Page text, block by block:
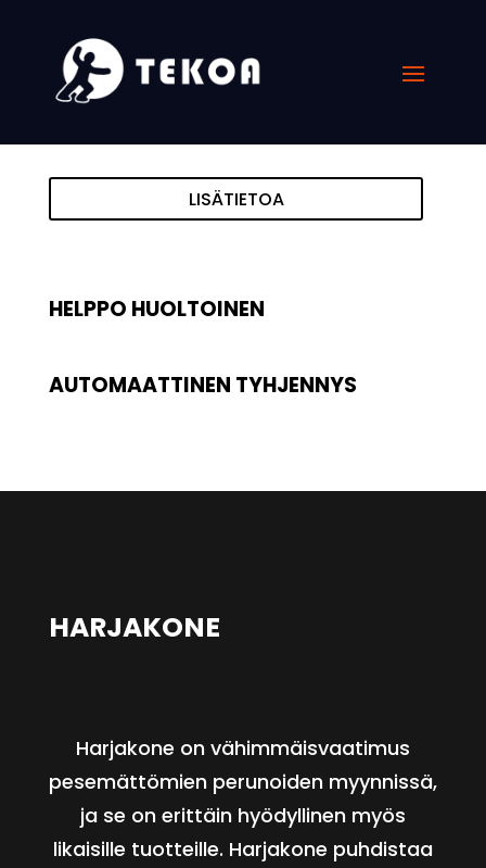
LISÄTIETOA
HELPPO HUOLTOINEN
AUTOMAATTINEN TYHJENNYS
HARJAKONE
Harjakone on vähimmäisvaatimus
pesemättömien perunoiden myynnissä,
ja se on erittäin hyödyllinen myös
likaisille tuotteille. Harjakone puhdistaa